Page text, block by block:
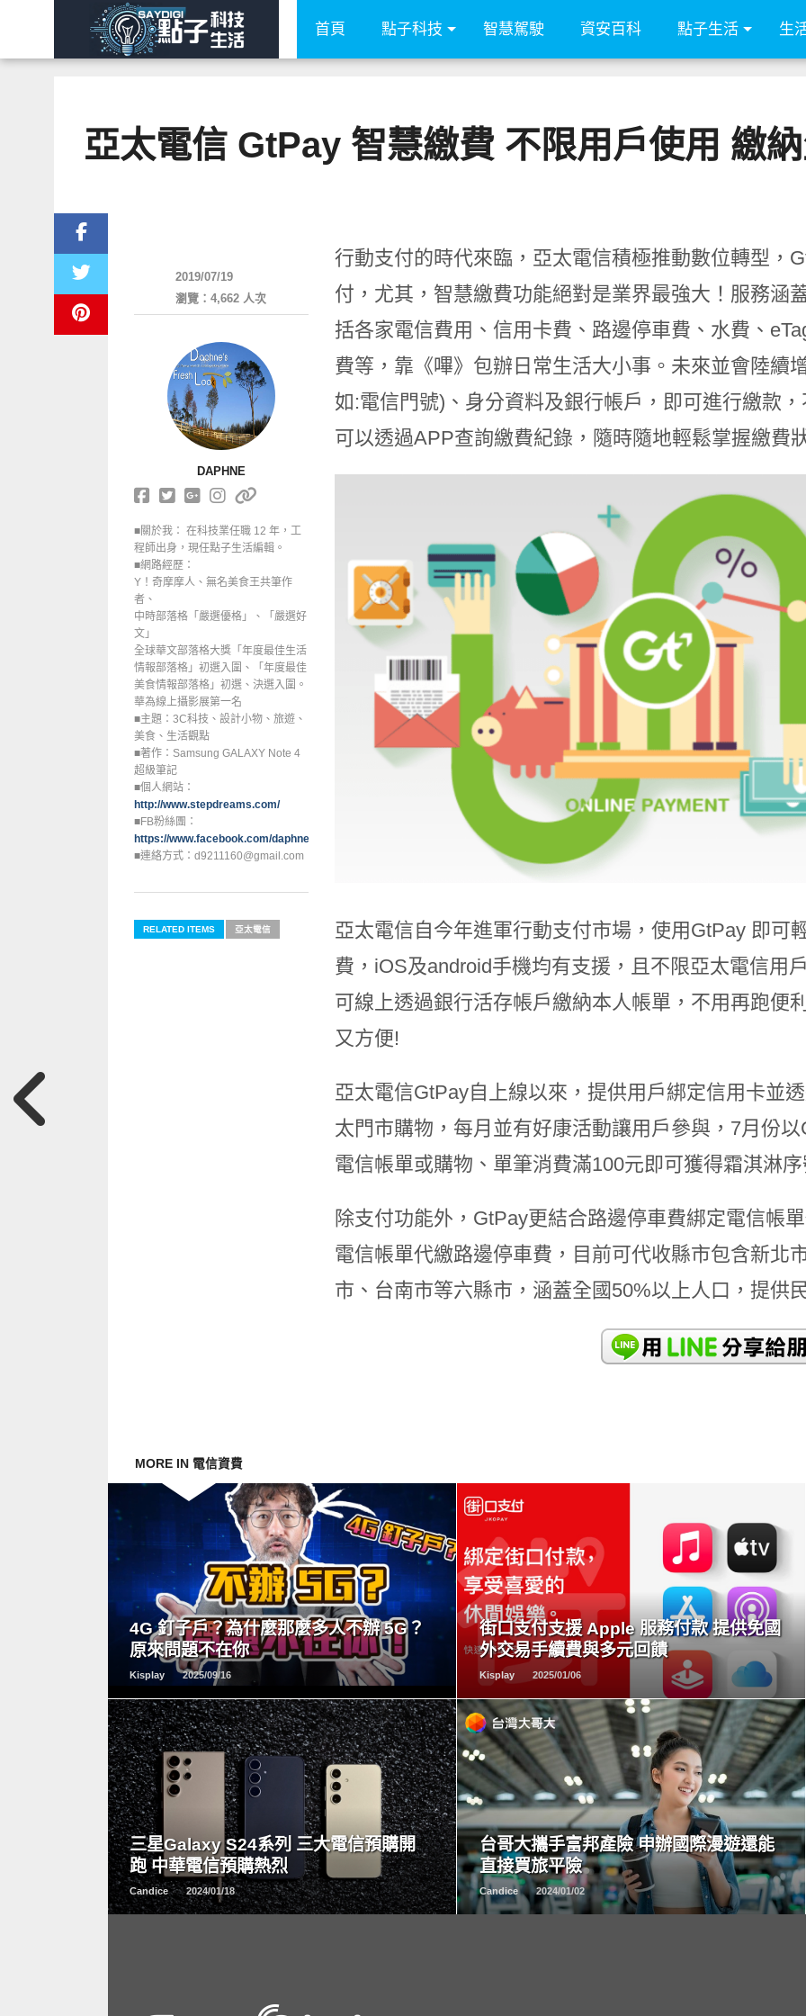
首頁 點子科技 智慧駕駛 資安百科 點子生活 生
亞太電信 GtPay 智慧繳費 不限用戶使用 繳
行動支付的時代來臨，亞太電信積極推動數位轉型，
付，尤其，智慧繳費功能絕對是業界最強大！服務涵
括各家電信費用、信用卡費、路邊停車費、水費、
費等，靠《嗶》包辦日常生活大小事。未來並會陸續
如:電信門號)、身分資料及銀行帳戶，即可進行繳款
可以透過APP查詢繳費紀錄，隨時隨地輕鬆掌握繳費
亞太電信自今年進軍行動支付市場，使用GtPay 即可
費，iOS及android手機均有支援，且不限亞太電信用
可線上透過銀行活存帳戶繳納本人帳單，不用再跑便
又方便!
亞太電信GtPay自上線以來，提供用戶綁定信用卡並
太門市購物，每月並有好康活動讓用戶參與，7月份
電信帳單或購物、單筆消費滿100元即可獲得霜淇淋
除支付功能外，GtPay更結合路邊停車費綁定電信帳
電信帳單代繳路邊停車費，目前可代收縣市包含新北
市、台南市等六縣市，涵蓋全國50%以上人口，提供
2019/07/19
瀏覽：4,662 人次
DAPHNE
■關於我： 在科技業任職 12 年，工
程師出身，現任點子生活編輯。
■網路經歷：
Y！奇摩摩人、無名美食王共筆作
者、
中時部落格「嚴選優格」、「嚴選好
文」
全球華文部落格大獎「年度最佳生活
情報部落格」初選入圍、「年度最佳
美食情報部落格」初選、決選入圍。
華為線上攝影展第一名
■主題：3C科技、設計小物、旅遊、
美食、生活觀點
■著作：Samsung GALAXY Note 4
超級筆記
■個人網站：
http://www.stepdreams.com/
■FB粉絲團：
https://www.facebook.com/daphne0129
■連絡方式：d9211160@gmail.com
RELATED ITEMS 亞太電信
MORE IN 電信資費
4G 釘子戶？為什麼那麼多人不辦 5G？
原來問題不在你
Kisplay 2025/09/16
READ
MORE
街口支付支援 Apple 服務付款 提供免國
外交易手續費與多元回饋
Kisplay 2025/01/06
三星Galaxy S24系列 三大電信預購開
跑 中華電信預購熱烈
Candice 2024/01/18
READ
MORE
台哥大攜手富邦產險 申辦國際漫遊還能
直接買旅平險
Candice 2024/01/02
READ
MORE